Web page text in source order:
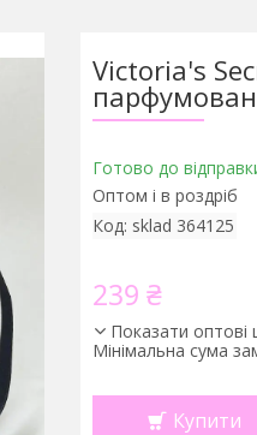
Victoria's
Готово до
Оптом і в роздріб
Код: sklad 364125
239 ₴
Показати оптові
Мінімальна сума
Купити